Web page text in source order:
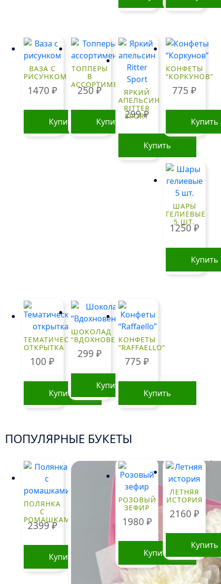
ВАЗА С
РИСУНКОМ
1470 ₽
Купить
ТОППЕРЫ
В
АССОРТИМЕНТЕ
250₽
Купить
ЯРКИЙ
АПЕЛЬСИН
RITTER
SPORT
299₽
Купить
КОНФЕТЫ
“КОРКУНОВ”
775₽
Купить
ШАРЫ
ГЕЛИЕВЫЕ
5 ШТ.
1250₽
Купить
ТЕМАТИЧЕСКАЯ
ОТКРЫТКА
100₽
Купить
ШОКОЛАД
“ВДОХНОВЕНИЕ”
299₽
Купить
КОНФЕТЫ
“RAFFAELLO”
775₽
Купить
ПОПУЛЯРНЫЕ БУКЕТЫ
ПОЛЯНКА
С
РОМАШКАМИ
2399₽
Купить
РОЗОВЫЙ
ЗЕФИР
1980 ₽
Купить
ЛЕТНЯЯ
ИСТОРИЯ
2160 ₽
Купить
!